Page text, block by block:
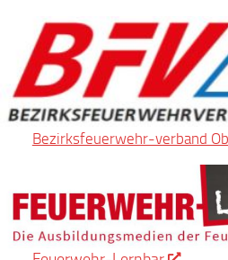
Bezirksfeuerwehr-verband